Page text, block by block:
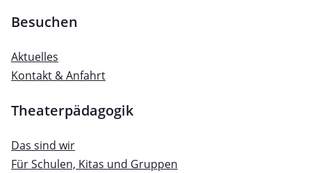
Besuchen
Aktuelles
Kontakt & Anfahrt
Theaterpädagogik
Das sind wir
Für Schulen, Kitas und Gruppen